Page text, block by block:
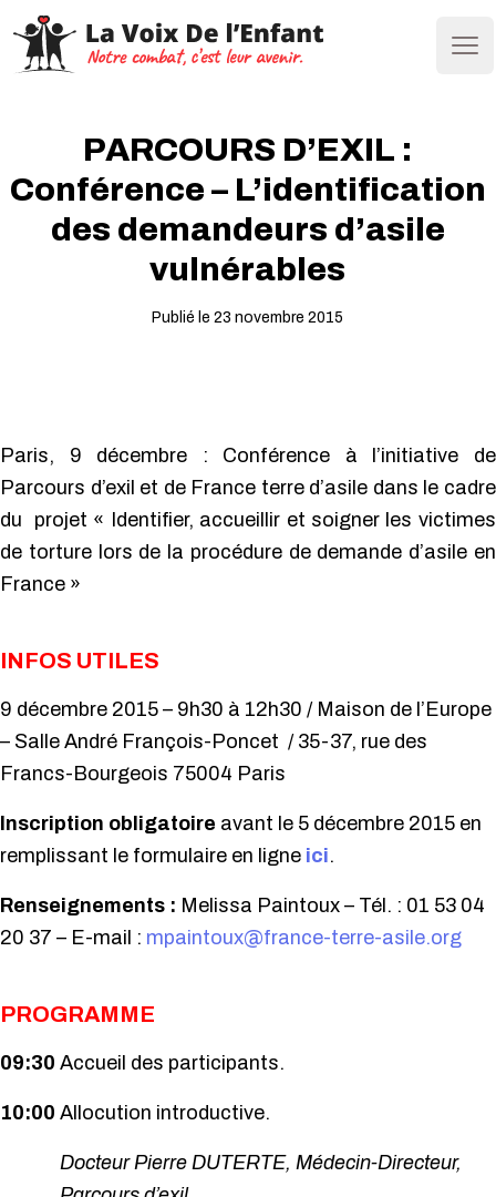
PARCOURS D’EXIL :
Conférence – L’identification
des demandeurs d’asile
vulnérables
Publié le 23 novembre 2015
Paris, 9 décembre : Conférence à l’initiative de
Parcours d’exil et de France terre d’asile dans le cadre
du projet « Identifier, accueillir et soigner les victimes
de torture lors de la procédure de demande d’asile en
France »
INFOS UTILES
9 décembre 2015 – 9h30 à 12h30 / Maison de l’Europe
– Salle André François-Poncet / 35-37, rue des
Francs-Bourgeois 75004 Paris
Inscription obligatoire avant le 5 décembre 2015 en
remplissant le formulaire en ligne ici.
Renseignements : Melissa Paintoux – Tél. : 01 53 04
20 37 – E-mail : mpaintoux@france-terre-asile.org
PROGRAMME
09:30 Accueil des participants.
10:00 Allocution introductive.
Docteur Pierre DUTERTE, Médecin-Directeur,